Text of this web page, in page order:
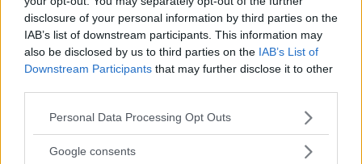
disclosure of your personal information by third parties on the
IAB’s list of downstream participants. This information may
also be disclosed by us to third parties on the IAB’s List of
Downstream Participants that may further disclose it to other
Please note that this website/app uses one or more Google
not limited to your visit or usage behaviour. You may click to
Personal Data Processing Opt Outs
Google consents
CASA
Casa sicura: consigli utili per la
tranquillità di tutta la famiglia
Ci sono alcuni accorgimenti che possono farci sentire